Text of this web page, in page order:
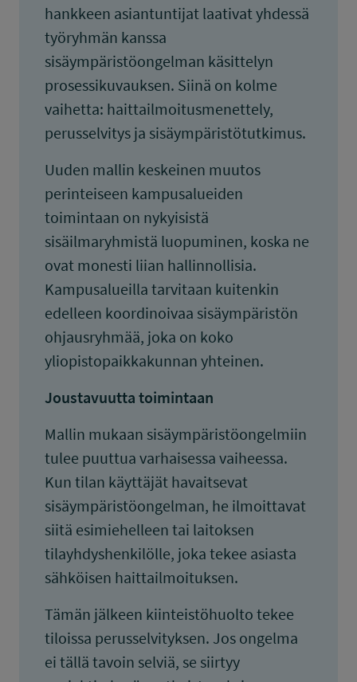
hankkeen asiantuntijat laativat yhdessä
työryhmän kanssa
sisäympäristöongelman käsittelyn
prosessikuvauksen. Siinä on kolme
vaihetta: haittailmoitusmenettely,
perusselvitys ja sisäympäristötutkimus.
Uuden mallin keskeinen muutos
perinteiseen kampusalueiden
toimintaan on nykyisistä
sisäilmaryhmistä luopuminen, koska ne
ovat monesti liian hallinnollisia.
Kampusalueilla tarvitaan kuitenkin
edelleen koordinoivaa sisäympäristön
ohjausryhmää, joka on koko
yliopistopaikkakunnan yhteinen.
Joustavuutta toimintaan
Mallin mukaan sisäympäristöongelmiin
tulee puuttua varhaisessa vaiheessa.
Kun tilan käyttäjät havaitsevat
sisäympäristöongelman, he ilmoittavat
siitä esimiehelleen tai laitoksen
tilayhdyshenkilölle, joka tekee asiasta
sähköisen haittailmoituksen.
Tämän jälkeen kiinteistöhuolto tekee
tiloissa perusselvityksen. Jos ongelma
ei tällä tavoin selviä, se siirtyy